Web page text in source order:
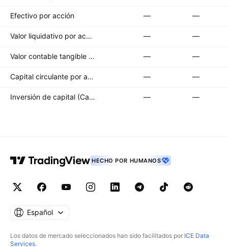
Efectivo por acción — —
Valor liquidativo por acción — —
Valor contable tangible por acción — —
Capital circulante por acción — —
Inversión de capital (CapEx) por acción — —
HECHO POR HUMANOS
Español
Los datos de mercado seleccionados han sido facilitados por ICE Data
Services.